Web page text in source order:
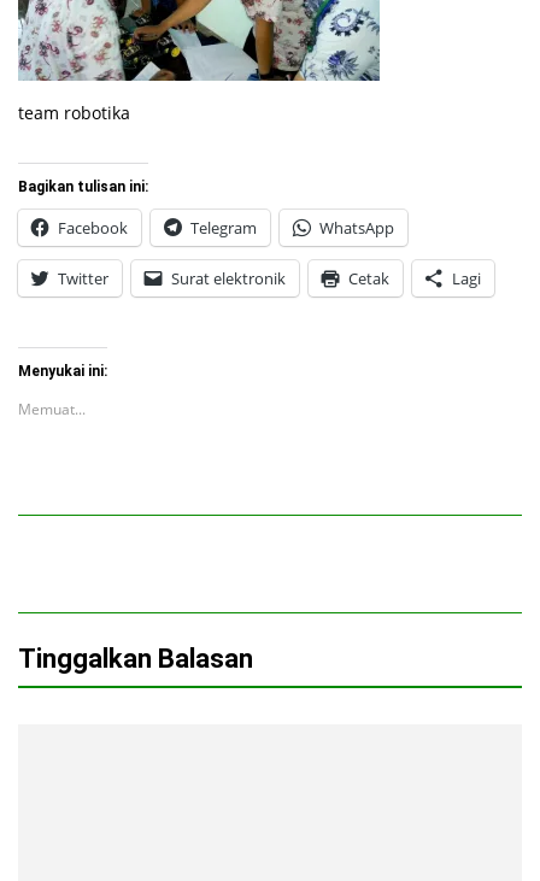
team robotika
Bagikan tulisan ini:
Facebook Telegram WhatsApp
Twitter Surat elektronik Cetak Lagi
Menyukai ini:
Memuat...
Tinggalkan Balasan